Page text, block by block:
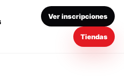
Ver inscripciones
Tiendas